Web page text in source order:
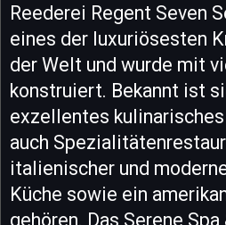
Reederei Regent Seven
eines der luxuriösesten
der Welt und wurde mit
konstruiert. Bekannt ist
exzellentes
auch
italienischer und
Küche sowie ein
gehören. Das Serene